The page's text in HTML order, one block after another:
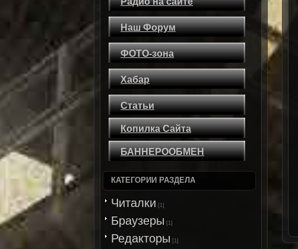
Наш Форум
ФОТО-зона
Хабар
Статьи
Копилка Сайта
БАННЕРООБМЕН
КАТЕГОРИИ РАЗДЕЛА
Читалки [1]
Браузеры [1]
Редакторы [1]